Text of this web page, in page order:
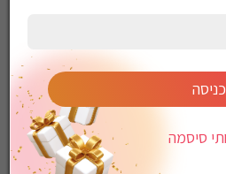
כניסה
סיסמה
אחד)
בקלות
וכיבוי
חימום לפיזור אופטימלי ואחיד בחלל